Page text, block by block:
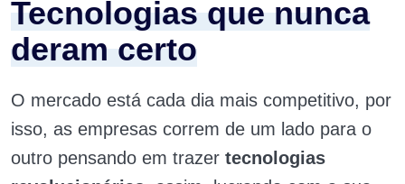
Tecnologias que nunca
deram certo
O mercado está cada dia mais competitivo, por
isso, as empresas correm de um lado para o
outro pensando em trazer tecnologias